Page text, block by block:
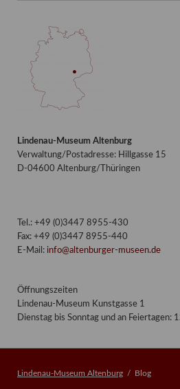
Lindenau-Museum Altenburg
Verwaltung/Postadresse: Hillgasse 15
D-04600 Altenburg/Thüringen
Tel.: +49 (0)3447 8955-430
Fax: +49 (0)3447 8955-440
E-Mail: info@altenburger-museen.de
Öffnungszeiten
Lindenau-Museum Kunstgasse 1
Dienstag bis Sonntag und an Feiertagen:
Lindenau-Museum Altenburg Blog